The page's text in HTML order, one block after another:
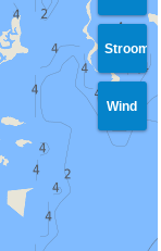
Stroom
Wind